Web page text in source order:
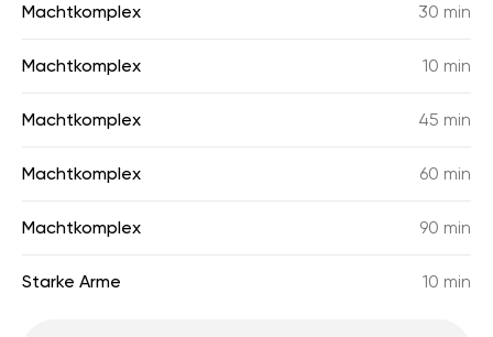
Machtkomplex 30 min
Machtkomplex 10 min
Machtkomplex 45 min
Machtkomplex 60 min
Machtkomplex 90 min
Starke Arme 10 min